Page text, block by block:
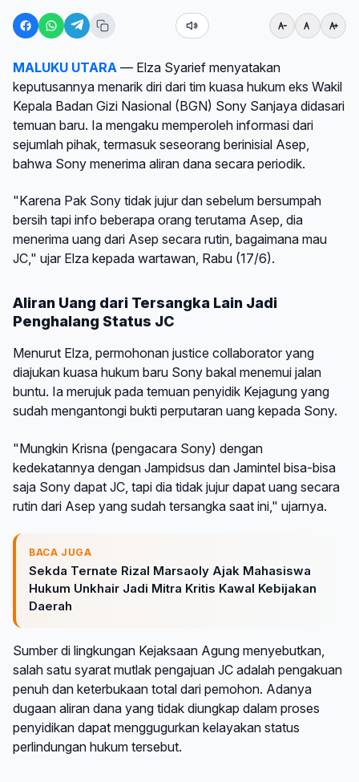
MALUKU UTARA — Elza Syarief menyatakan
keputusannya menarik diri dari tim kuasa hukum eks Wakil
Kepala Badan Gizi Nasional (BGN) Sony Sanjaya didasari
temuan baru. Ia mengaku memperoleh informasi dari
sejumlah pihak, termasuk seseorang berinisial Asep,
bahwa Sony menerima aliran dana secara periodik.
"Karena Pak Sony tidak jujur dan sebelum bersumpah
bersih tapi info beberapa orang terutama Asep, dia
menerima uang dari Asep secara rutin, bagaimana mau
JC," ujar Elza kepada wartawan, Rabu (17/6).
Aliran Uang dari Tersangka Lain Jadi
Penghalang Status JC
Menurut Elza, permohonan justice collaborator yang
diajukan kuasa hukum baru Sony bakal menemui jalan
buntu. Ia merujuk pada temuan penyidik Kejagung yang
sudah mengantongi bukti perputaran uang kepada Sony.
"Mungkin Krisna (pengacara Sony) dengan
kedekatannya dengan Jampidsus dan Jamintel bisa-bisa
saja Sony dapat JC, tapi dia tidak jujur dapat uang secara
rutin dari Asep yang sudah tersangka saat ini," ujarnya.
BACA JUGA
Sekda Ternate Rizal Marsaoly Ajak Mahasiswa
Hukum Unkhair Jadi Mitra Kritis Kawal Kebijakan
Daerah
Sumber di lingkungan Kejaksaan Agung menyebutkan,
salah satu syarat mutlak pengajuan JC adalah pengakuan
penuh dan keterbukaan total dari pemohon. Adanya
dugaan aliran dana yang tidak diungkap dalam proses
penyidikan dapat menggugurkan kelayakan status
perlindungan hukum tersebut.